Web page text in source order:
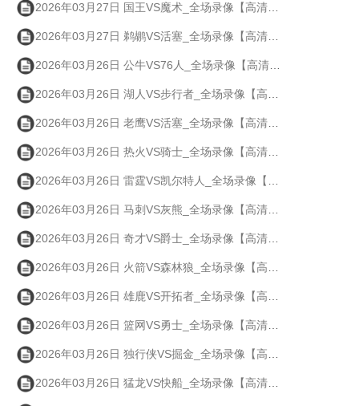
2026年03月27日 国王VS魔术_全场录像【高清回放】
2026年03月27日 鹈鹕VS活塞_全场录像【高清回放】
2026年03月26日 公牛VS76人_全场录像【高清回放】
2026年03月26日 湖人VS步行者_全场录像【高清回放】
2026年03月26日 老鹰VS活塞_全场录像【高清回放】
2026年03月26日 热火VS骑士_全场录像【高清回放】
2026年03月26日 雷霆VS凯尔特人_全场录像【高清回放】
2026年03月26日 马刺VS灰熊_全场录像【高清回放】
2026年03月26日 奇才VS爵士_全场录像【高清回放】
2026年03月26日 火箭VS森林狼_全场录像【高清回放】
2026年03月26日 雄鹿VS开拓者_全场录像【高清回放】
2026年03月26日 篮网VS勇士_全场录像【高清回放】
2026年03月26日 独行侠VS掘金_全场录像【高清回放】
2026年03月26日 猛龙VS快船_全场录像【高清回放】